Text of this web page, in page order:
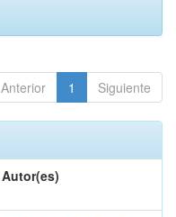
Anterior 1 Siguiente
Autor(es)